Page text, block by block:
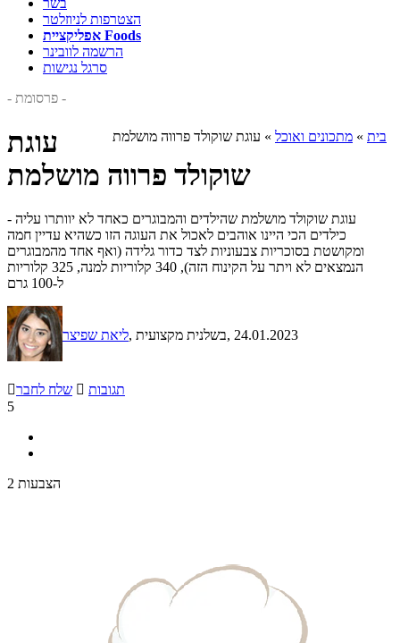
בשר
הצטרפות לניוזלטר
אפליקציית Foods
הרשמה לוובינר
סרגל נגישות
- פרסומת -
בית » מתכונים ואוכל » עוגת שוקולד פרווה מושלמת
עוגת
שוקולד פרווה מושלמת
עוגת שוקולד מושלמת שהילדים והמבוגרים כאחד לא יוותרו עליה -
כילדים הכי היינו אוהבים לאכול את העוגה הזו כשהיא עדיין חמה
ומקושטת בסוכריות צבעוניות לצד כדור גלידה (ואף אחד מהמבוגרים
הנמצאים לא ויתר על הקינוח הזה), 340 קלוריות למנה, 325 קלוריות
ל-100 גרם
ליאת שפיצר , בשלנית מקצועית, 24.01.2023
שלח לחבר  תגובות
5
2 הצבעות